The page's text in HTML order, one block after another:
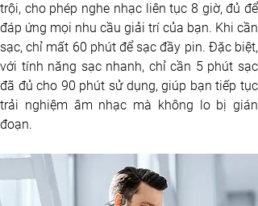
trội, cho phép nghe nhạc liên tục 8 giờ, đủ để
đáp ứng mọi nhu cầu giải trí của bạn. Khi cần
sạc, chỉ mất 60 phút để sạc đầy pin. Đặc biệt,
với tính năng sạc nhanh, chỉ cần 5 phút sạc
đã đủ cho 90 phút sử dụng, giúp bạn tiếp tục
trải nghiệm âm nhạc mà không lo bị gián
đoạn.